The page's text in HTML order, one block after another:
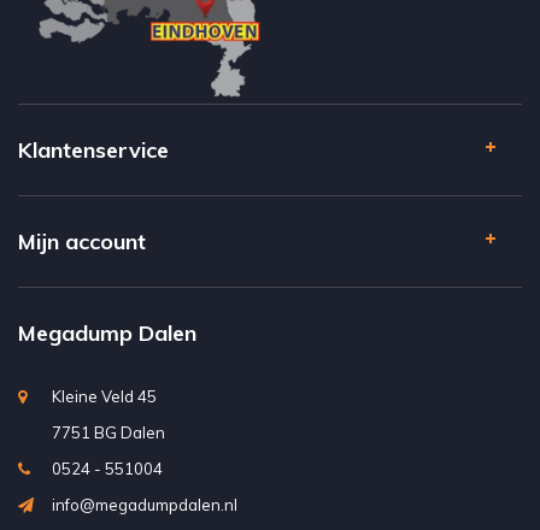
Klantenservice
Mijn account
Megadump Dalen
Kleine Veld 45
7751 BG Dalen
0524 - 551004
info@megadumpdalen.nl